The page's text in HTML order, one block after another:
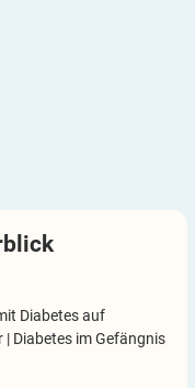
Diabetes auf
| Diabetes im Gefängnis